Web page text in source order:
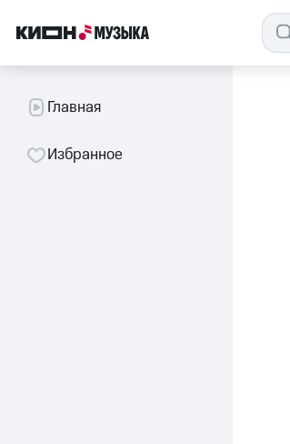
Главная
Избранное